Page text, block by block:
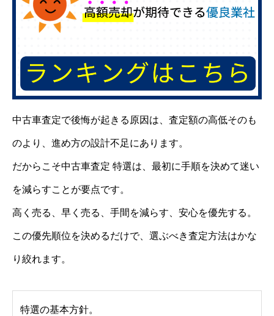
中古車査定で後悔が起きる原因は、査定額の高低そのも
のより、進め方の設計不足にあります。
だからこそ中古車査定 特選は、最初に手順を決めて迷い
を減らすことが要点です。
高く売る、早く売る、手間を減らす、安心を優先する。
この優先順位を決めるだけで、選ぶべき査定方法はかな
り絞れます。
特選の基本方針。